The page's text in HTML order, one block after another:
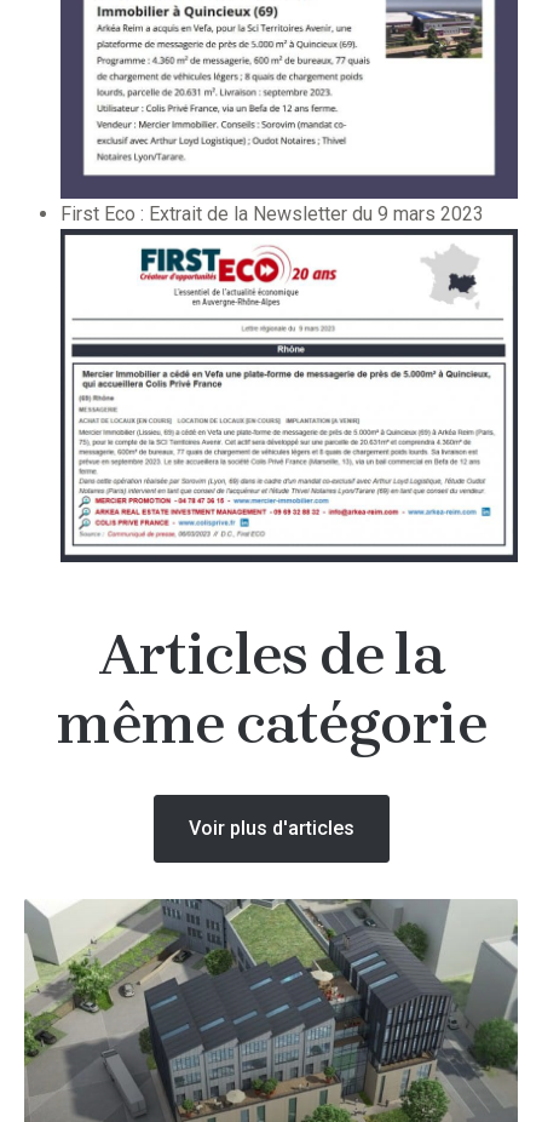
First Eco : Extrait de la Newsletter du 9 mars 2023
Articles de la
même catégorie
Voir plus d'articles